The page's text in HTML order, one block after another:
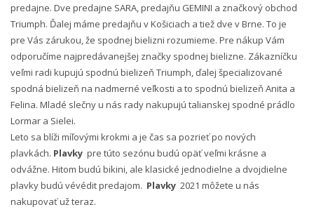
predajne. Dve predajne SARA, predajňu GEMINI a značkový obchod
Triumph. Ďalej máme predajňu v Košiciach a tiež dve v Brne. To je
pre Vás zárukou, že spodnej bielizni rozumieme. Pre nákup Vám
odporučíme najpredávanejšej značky spodnej bielizne. Zákazníčku
veľmi radi kupujú spodnú bielizeň Triumph, ďalej špecializované
spodná bielizeň na nadmerné veľkosti a to spodnú bielizeň Anita a
Felina. Mladé slečny u nás rady nakupujú talianskej spodné prádlo
Lormar a Sielei.
Leto sa blíži míľovými krokmi a je čas sa pozrieť po nových
plavkách. Plavky pre túto sezónu budú opäť veľmi krásne a
odvážne. Hitom budú bikini, ale klasické jednodielne a dvojdielne
plavky budú vévédit predajom. Plavky 2021 môžete u nás
nakupovať už teraz.